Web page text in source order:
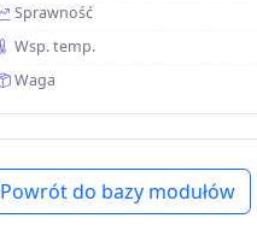
Sprawność
Wsp. temp.
Waga
Powrót do bazy modułów